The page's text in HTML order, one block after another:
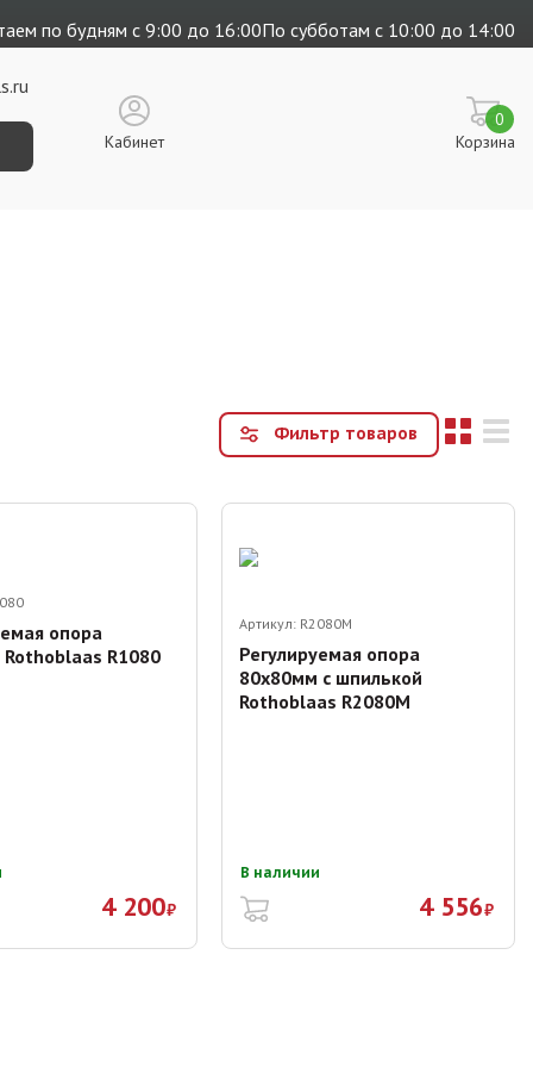
по будням с 9:00 до 16:00По субботам с 10:00 до 14:00
Кабинет Корзина
0
Фильтр товаров
опора
R1080
4 200₽
Артикул: R2080M
Регулируемая опора
80х80мм с шпилькой
Rothoblaas R2080M
В наличии
4 556₽